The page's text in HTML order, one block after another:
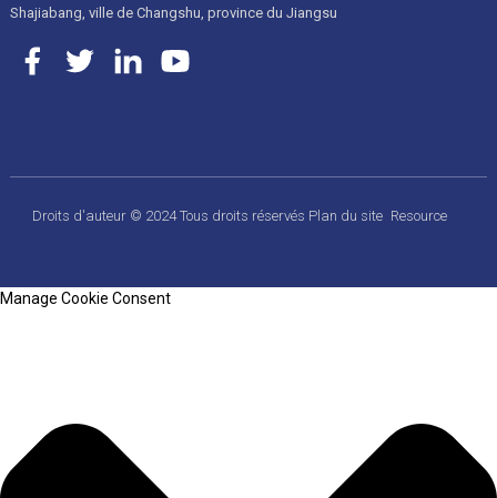
Shajiabang, ville de Changshu, province du Jiangsu
Droits d'auteur © 2024 Tous droits réservés Plan du site Resource
Manage Cookie Consent